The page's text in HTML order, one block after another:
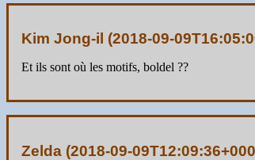
Kim Jong-il (2018-09-
Et ils sont où les motifs, boldel ??
Zelda (2018-09-